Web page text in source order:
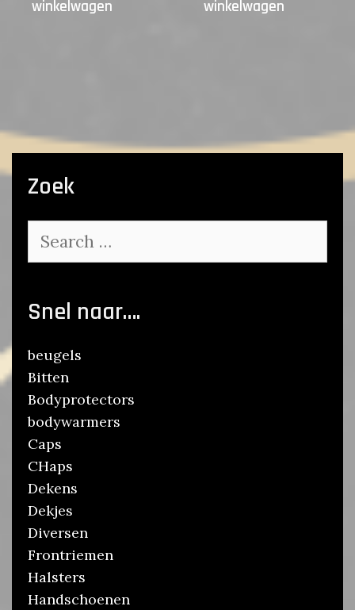
winkelwagen
winkelwagen
Zoek
for:
Snel naar….
beugels
Bitten
Bodyprotectors
bodywarmers
Caps
CHaps
Dekens
Dekjes
Diversen
Frontriemen
Halsters
Handschoenen